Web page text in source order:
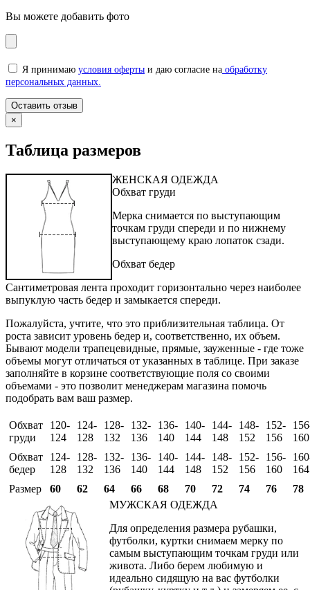
Вы можете добавить фото
Я принимаю условия оферты и даю согласие на обработку
персональных данных.
×
Таблица размеров
ЖЕНСКАЯ ОДЕЖДА
Обхват груди
Мерка снимается по выступающим
точкам груди спереди и по нижнему
выступающему краю лопаток сзади.
Обхват бедер
Сантиметровая лента проходит горизонтально через наиболее
выпуклую часть бедер и замыкается спереди.
Пожалуйста, учтите, что это приблизительная таблица. От
роста зависит уровень бедер и, соответственно, их объем.
Бывают модели трапецевидные, прямые, зауженные - где тоже
объемы могут отличаться от указанных в таблице. При заказе
заполняйте в корзине соответствующие поля со своими
объемами - это позволит менеджерам магазина помочь
подобрать вам ваш размер.
Обхват
груди
120-
124
124-
128
128-
132
132-
136
136-
140
140-
144
144-
148
148-
152
152-
156
160
Обхват
бедер
124-
128
128-
132
132-
136
136-
140
140-
144
144-
148
148-
152
152-
156
156-
160
164
Размер
60 62 64 66 68 70 72 74 76
78
МУЖСКАЯ ОДЕЖДА
Для определения размера рубашки,
футболки, куртки снимаем мерку по
самым выступающим точкам груди или
живота. Либо берем любимую и
идеально сидящую на вас футболки